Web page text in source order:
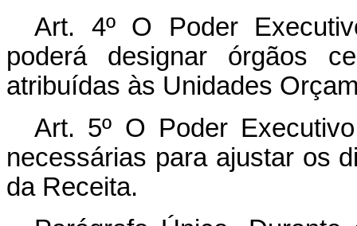
Art. 4º O Poder
poderá designar órgãos
atribuídas às Unidades
Art. 5º O Poder
necessárias para ajustar os
da Receita.